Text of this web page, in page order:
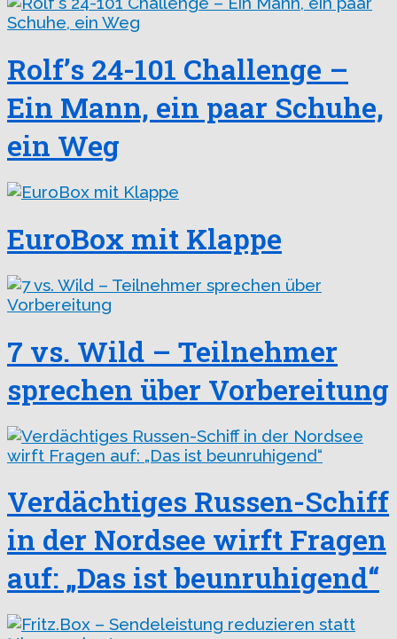
Rolf’s 24-101 Challenge –
Ein Mann, ein paar Schuhe,
ein Weg
EuroBox mit Klappe
7 vs. Wild – Teilnehmer
sprechen über Vorbereitung
Verdächtiges Russen-Schiff
in der Nordsee wirft Fragen
auf: „Das ist beunruhigend“